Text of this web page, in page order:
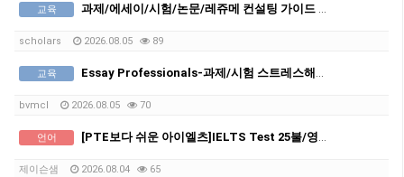
교육 과제/에세이/시험/논문/레쥬메 컨설팅 가이드 작성 첨삭
scholars 2026.08.05 89
교육 Essay Professionals-과제/시험 스트레스해결!전문가에게 맡기고 일과 공부에 집중하세요
bvmcl 2026.08.05 70
언어 [PTE보다 쉬운 아이엘츠]IELTS Test 25불/영문법 회화-2주만에 목표점수달성 돈낭비 시간낭비없는 과외
제이슨샘 2026.08.04 65